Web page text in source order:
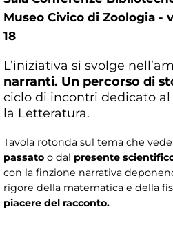
Museo Civico di Zoologia -
18
L’iniziativa si svolge
narranti. Un percorso di
ciclo di incontri dedicato
la Letteratura.
​Tavola rotonda sul tema che
passato o dal presente
con la finzione narrativa
rigore della matematica e della
piacere del racconto.